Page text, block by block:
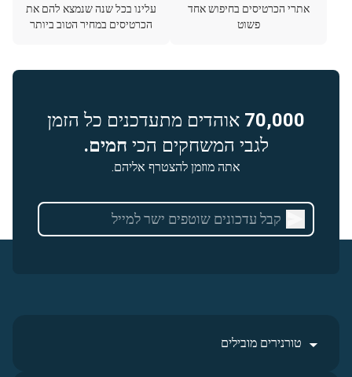
אתרי הכרטיסים בחיפוש אחד
פשוט
עלינו בכל שנה שנמצא להם את
הכרטיסים במחיר הטוב ביותר
70,000 אוהדים מתעדכנים כל הזמן
לגבי המשחקים הכי חמים.
אתה מוזמן להצטרף אליהם.
טורנירים מובילים